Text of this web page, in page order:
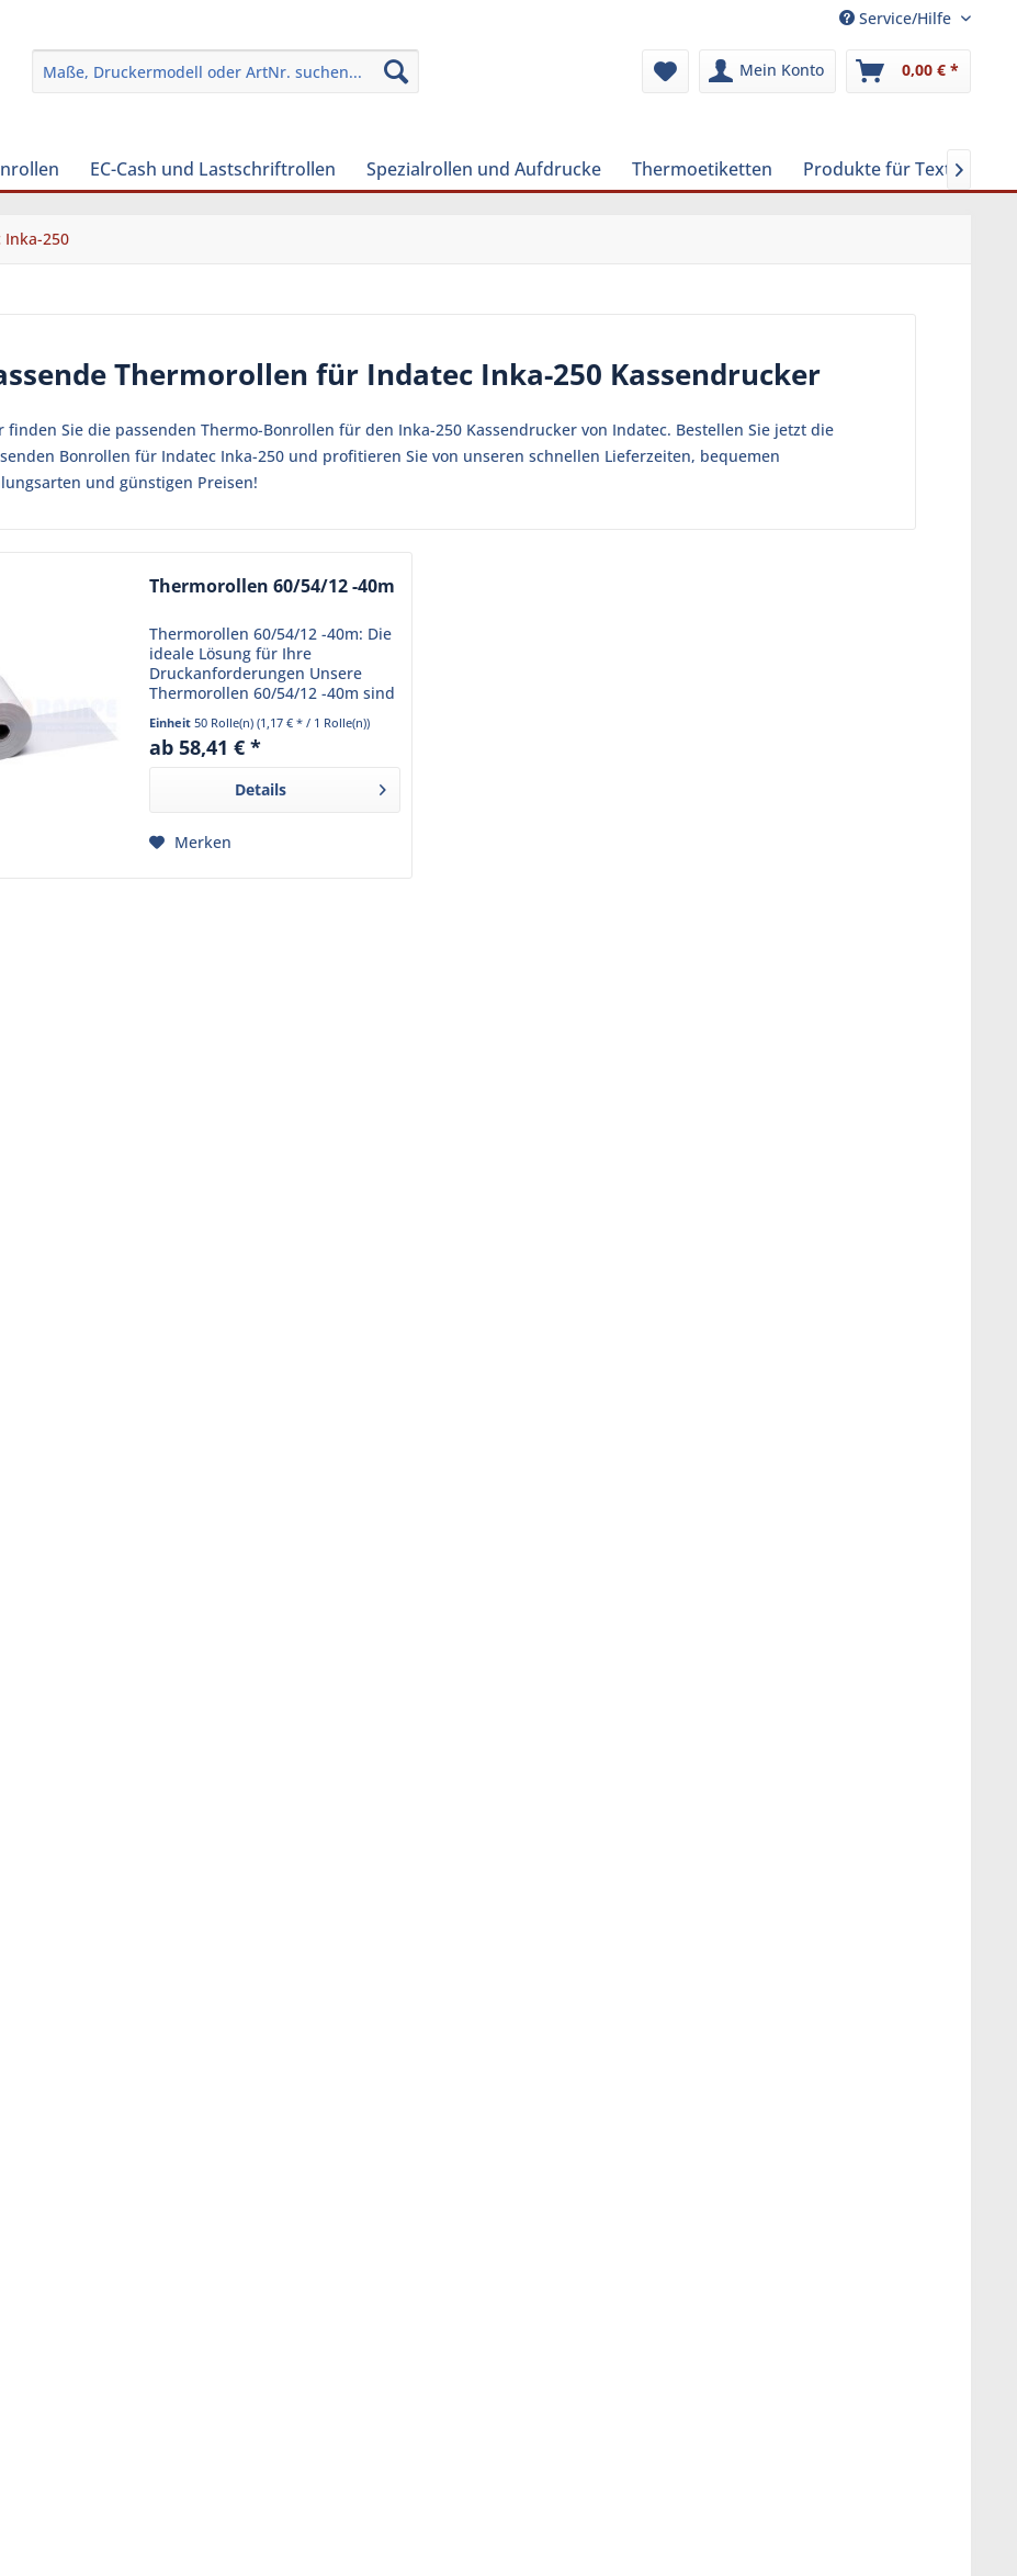
Service/Hilfe
Mein Konto 0,00 € *
EC-Cash und Lastschriftrollen Spezialrollen und Aufdrucke Thermoetiketten Produkte für 
Inka-250
Thermorollen für Indatec Inka-250 Kassendrucker
finden Sie die passenden Thermo-Bonrollen für den Inka-250 Kassendrucker von Indatec. Bestellen Sie jetzt die
Bonrollen für Indatec Inka-250 und profitieren Sie von unseren schnellen Lieferzeiten, bequemen
und günstigen Preisen!
Thermorollen 60/54/12 -40m
Thermorollen 60/54/12 -40m: Die
ideale Lösung für Ihre
Druckanforderungen Unsere
Thermorollen 60/54/12 -40m sind
speziell für den Einsatz in
Thermotransferdruckern
konzipiert. Sie bieten eine
Einheit50 Rolle(n)(1,17 € * / 1 Rolle(n))
ab 58,41 € *
Details
Merken